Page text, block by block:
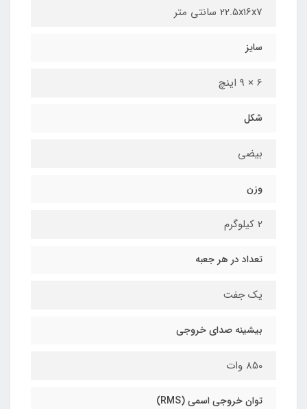
22.5x16x7 سانتی متر
سایز
6 × 9 اینچ
شکل
بیضی
وزن
2 کیلوگرم
تعداد در هر جعبه
یک جفت
بیشینه صدای خروجی
850 وات
توان خروجی اسمی (RMS)